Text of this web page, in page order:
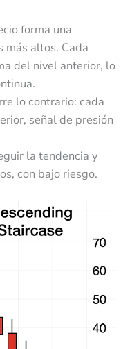
forma una
más altos. Cada
del nivel anterior, lo
lo contrario: cada
señal de presión
la tendencia y
con bajo riesgo.